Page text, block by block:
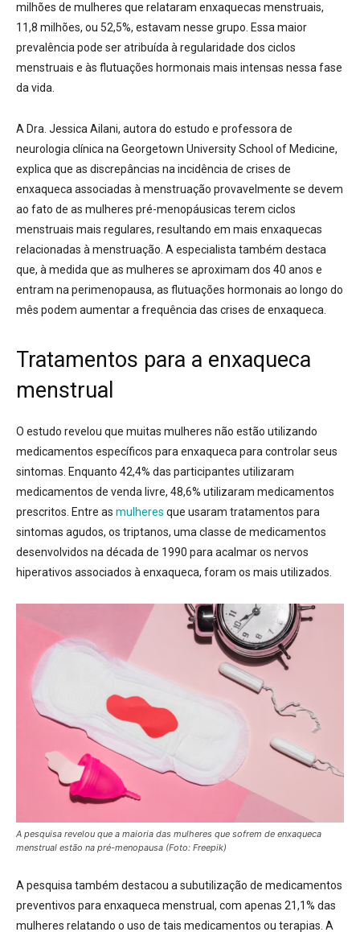
milhões de mulheres que relataram enxaquecas menstruais,
11,8 milhões, ou 52,5%, estavam nesse grupo. Essa maior
prevalência pode ser atribuída à regularidade dos ciclos
menstruais e às flutuações hormonais mais intensas nessa fase
da vida.
A Dra. Jessica Ailani, autora do estudo e professora de
neurologia clínica na Georgetown University School of Medicine,
explica que as discrepâncias na incidência de crises de
enxaqueca associadas à menstruação provavelmente se devem
ao fato de as mulheres pré-menopáusicas terem ciclos
menstruais mais regulares, resultando em mais enxaquecas
relacionadas à menstruação. A especialista também destaca
que, à medida que as mulheres se aproximam dos 40 anos e
entram na perimenopausa, as flutuações hormonais ao longo do
mês podem aumentar a frequência das crises de enxaqueca.
Tratamentos para a enxaqueca
menstrual
O estudo revelou que muitas mulheres não estão utilizando
medicamentos específicos para enxaqueca para controlar seus
sintomas. Enquanto 42,4% das participantes utilizaram
medicamentos de venda livre, 48,6% utilizaram medicamentos
prescritos. Entre as mulheres que usaram tratamentos para
sintomas agudos, os triptanos, uma classe de medicamentos
desenvolvidos na década de 1990 para acalmar os nervos
hiperativos associados à enxaqueca, foram os mais utilizados.
A pesquisa revelou que a maioria das mulheres que sofrem de enxaqueca
menstrual estão na pré-menopausa (Foto: Freepik)
A pesquisa também destacou a subutilização de medicamentos
preventivos para enxaqueca menstrual, com apenas 21,1% das
mulheres relatando o uso de tais medicamentos ou terapias. A